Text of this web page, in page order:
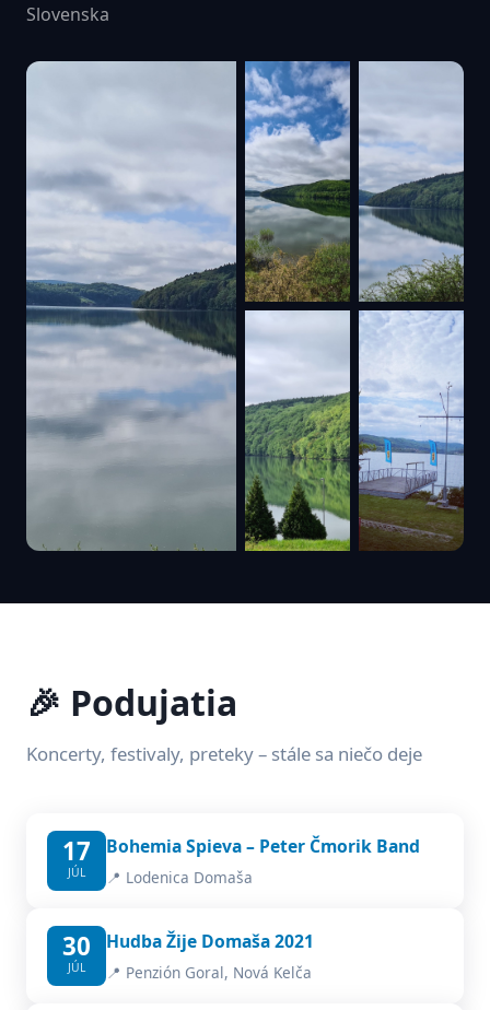
Slovenska
🎉 Podujatia
Koncerty, festivaly, preteky – stále sa niečo deje
17
JÚL
Bohemia Spieva – Peter Čmorik Band
📍 Lodenica Domaša
30
JÚL
Hudba Žije Domaša 2021
📍 Penzión Goral, Nová Kelča